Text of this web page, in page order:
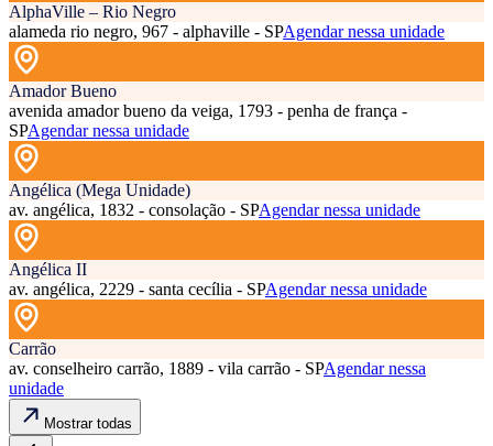
AlphaVille – Rio Negro
alameda rio negro, 967 - alphaville - SPAgendar nessa unidade
Amador Bueno
avenida amador bueno da veiga, 1793 - penha de frança -
SPAgendar nessa unidade
Angélica (Mega Unidade)
av. angélica, 1832 - consolação - SPAgendar nessa unidade
Angélica II
av. angélica, 2229 - santa cecília - SPAgendar nessa unidade
Carrão
av. conselheiro carrão, 1889 - vila carrão - SPAgendar nessa
unidade
Mostrar todas